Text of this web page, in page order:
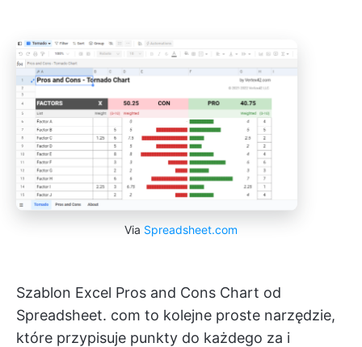
Via Spreadsheet.com
Szablon Excel Pros and Cons Chart od
Spreadsheet. com to kolejne proste narzędzie,
które przypisuje punkty do każdego za i